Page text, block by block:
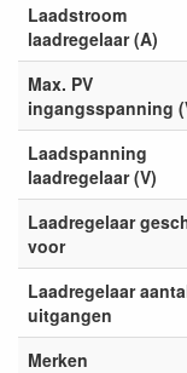
Laadstroom
laadregelaar (A)
Max. PV
ingangsspanning
Laadspanning
laadregelaar (V)
Laadregelaar
voor
Laadregelaar
uitgangen
Merken